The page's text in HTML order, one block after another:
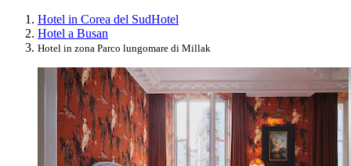
Hotel in Corea del SudHotel
Hotel a Busan
Hotel in zona Parco lungomare di Millak